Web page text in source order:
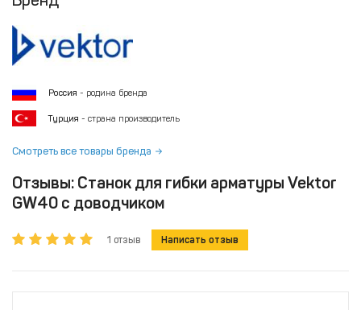
Россия - родина бренда
Турция - страна производитель
Смотреть все товары бренда
Отзывы: Станок для гибки арматуры Vektor
GW40 с доводчиком
1 отзыв Написать отзыв